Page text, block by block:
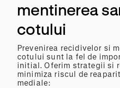
mentinerea
cotului
Prevenirea recidivelor si
cotului sunt la fel de
initial. Oferim strategii si
minimiza riscul de
mediale: